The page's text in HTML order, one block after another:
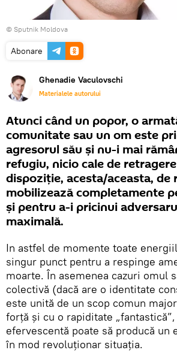
© Sputnik Moldova
Abonare
Ghenadie Vaculovschi
Materialele autorului
Atunci când un popor, o
comunitate sau un om este
agresorul său şi nu-i mai
refugiu, nicio cale de
dispoziţie, acesta/aceasta, de
mobilizează completamente
şi pentru a-i pricinui
maximală.
In astfel de momente toate
singur punct pentru a respinge
moarte. În asemenea cazuri omul
colectivă (dacă are o identitate
este unită de un scop comun
forţă şi cu o rapiditate
efervescentă poate să producă un
în mod revoluţionar situaţia.